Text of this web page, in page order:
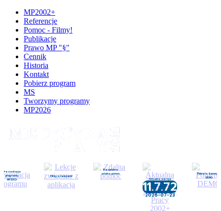
MP2002+
Referencje
Pomoc - Filmy!
Publikacje
Prawo MP "§"
Cennik
Historia
Kontakt
Pobierz program
MS
Tworzymy programy
MP2026